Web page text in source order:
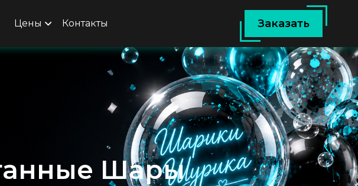
Цены Контакты Заказать
Шары